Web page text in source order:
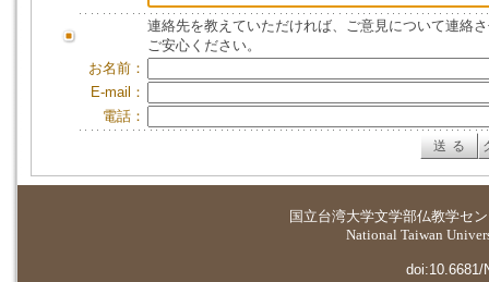
連絡先を教えていただければ、ご意見について連絡
ご安心ください。
お名前：
E-mail：
電話：
国立台湾大学文学部仏教学セ
National Taiwan
doi:10.6681/